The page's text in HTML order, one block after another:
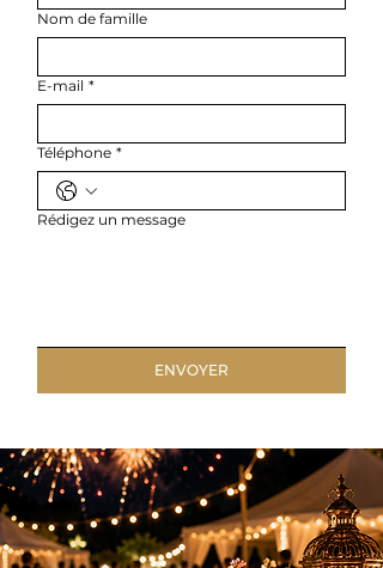
Nom de famille
E-mail *
Téléphone *
Rédigez un message
ENVOYER